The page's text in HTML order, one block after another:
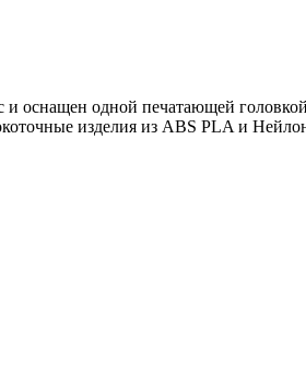
оснащен одной печатающей
изделия из ABS PLA и